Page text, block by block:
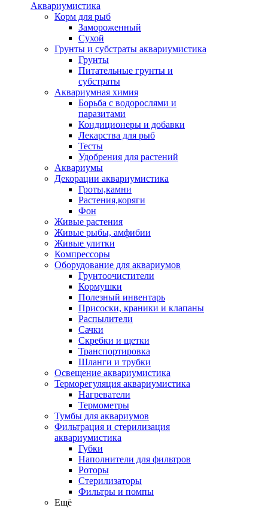
Аквариумистика
Корм для рыб
Замороженный
Сухой
Грунты и субстраты аквариумистика
Грунты
Питательные грунты и
субстраты
Аквариумная химия
Борьба с водорослями и
паразитами
Кондиционеры и добавки
Лекарства для рыб
Тесты
Удобрения для растений
Аквариумы
Декорации аквариумистика
Гроты,камни
Растения,коряги
Фон
Живые растения
Живые рыбы, амфибии
Живые улитки
Компрессоры
Оборудование для аквариумов
Грунтоочистители
Кормушки
Полезный инвентарь
Присоски, краники и клапаны
Распылители
Сачки
Скребки и щетки
Транспортировка
Шланги и трубки
Освещение аквариумистика
Терморегуляция аквариумистика
Нагреватели
Термометры
Тумбы для аквариумов
Фильтрация и стерилизация
аквариумистика
Губки
Наполнители для фильтров
Роторы
Стерилизаторы
Фильтры и помпы
Ещё